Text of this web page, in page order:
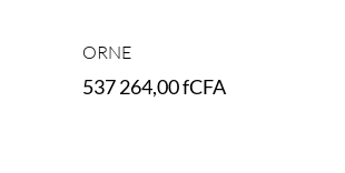
ORNE
537 264,00fCFA